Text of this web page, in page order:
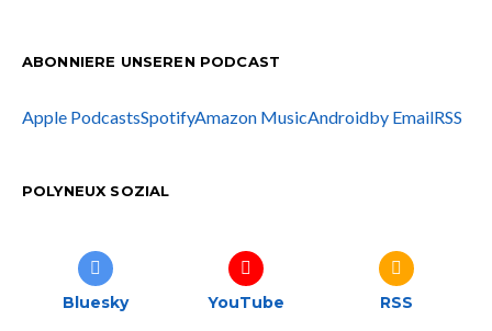
ABONNIERE UNSEREN PODCAST
Apple PodcastsSpotifyAmazon MusicAndroidby EmailRSS
POLYNEUX SOZIAL
Bluesky YouTube RSS